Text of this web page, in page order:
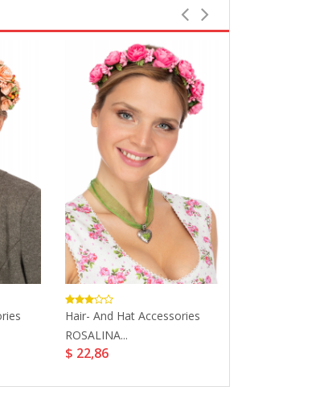
Hair- And Hat Accessories
ROSALINA...
$ 22,86